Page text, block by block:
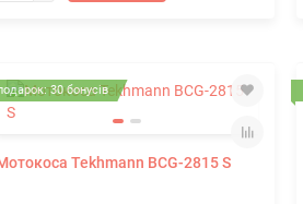
30 бонусів
Tekhmann BCG-2815 S